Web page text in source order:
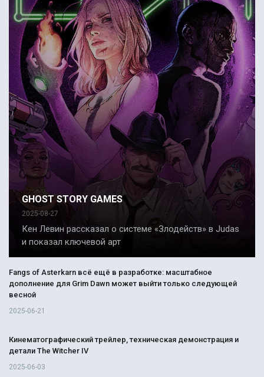
GHOST STORY GAMES
2025-08-27
Кен Левин рассказал о системе «Злодейств» в Judas
и показал ключевой арт
Fangs of Asterkarn всё ещё в разработке: масштабное
дополнение для Grim Dawn может выйти только следующей
весной
2025-06-21
Кинематографический трейлер, техническая демонстрация и
детали The Witcher IV
2025-06-03